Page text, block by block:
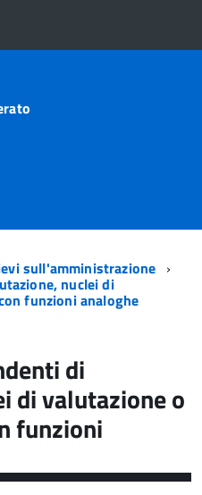
sull'amministrazione
nuclei di
funzioni analoghe
di
di valutazione o
funzioni